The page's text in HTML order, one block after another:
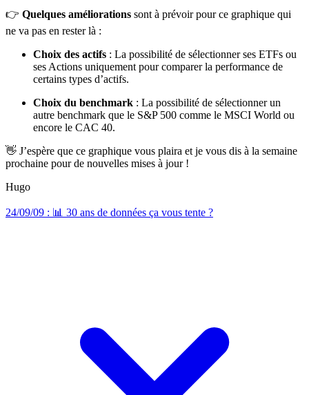
👉 Quelques améliorations sont à prévoir pour ce graphique qui
ne va pas en rester là :
Choix des actifs : La possibilité de sélectionner ses ETFs ou
ses Actions uniquement pour comparer la performance de
certains types d’actifs.
Choix du benchmark : La possibilité de sélectionner un
autre benchmark que le S&P 500 comme le MSCI World ou
encore le CAC 40.
👋 J’espère que ce graphique vous plaira et je vous dis à la semaine
prochaine pour de nouvelles mises à jour !
Hugo
24/09/09 : 📊 30 ans de données ça vous tente ?